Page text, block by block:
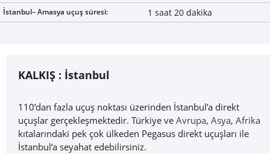
İstanbul– Amasya uçuş süresi:
1 saat 20 dakika
KALKIŞ : İstanbul
110’dan fazla uçuş noktası üzerinden İstanbul’a direkt
uçuşlar gerçekleşmektedir. Türkiye ve Avrupa, Asya, Afrika
kıtalarındaki pek çok ülkeden Pegasus direkt uçuşları ile
İstanbul’a seyahat edebilirsiniz.